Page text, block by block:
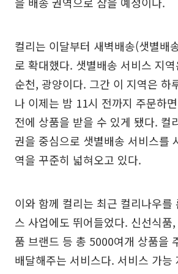
컬리는 이달부터 새벽배송(샛별배
로 확대했다. 샛별배송 서비스 지
순천, 광양이다. 그간 이 지역은 하
나 이제는 밤 11시 전까지 주문하
전에 상품을 받을 수 있게 됐다. 컬
권을 중심으로 샛별배송 서비스를
역을 꾸준히 넓혀오고 있다.
이와 함께 컬리는 최근 컬리나우를
스 사업에도 뛰어들었다. 신선식품
품 브랜드 등 총 5000여개 상품을
배달해주는 서비스다. 서비스 가능